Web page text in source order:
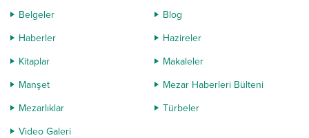
Belgeler
Blog
Haberler
Hazireler
Kitaplar
Makaleler
Manşet
Mezar Haberleri Bülteni
Mezarlıklar
Türbeler
Video Galeri